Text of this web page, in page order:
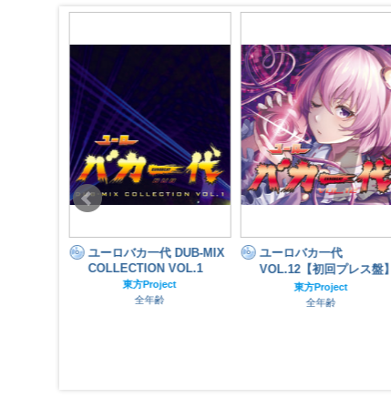
ユーロバカ一代 DUB-MIX
COLLECTION VOL.1
東方Project
全年齢
ユーロバカ一代
VOL.12【初回プレス盤】
東方Project
全年齢